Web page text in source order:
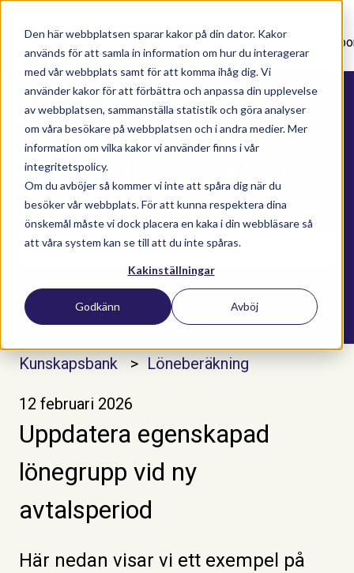
Den här webbplatsen sparar kakor på din dator. Kakor
används för att samla in information om hur du interagerar
med vår webbplats samt för att komma ihåg dig. Vi
använder kakor för att förbättra och anpassa din upplevelse
av webbplatsen, sammanställa statistik och göra analyser
om våra besökare på webbplatsen och i andra medier. Mer
information om vilka kakor vi använder finns i vår
integritetspolicy.
Om du avböjer så kommer vi inte att spåra dig när du
besöker vår webbplats. För att kunna respektera dina
önskemål måste vi dock placera en kaka i din webbläsare så
att våra system kan se till att du inte spåras.
Kakinställningar
Godkänn Avböj
Nyhetsartiklar Utbildningar Supportavtal
Här kan du söka bland alla
våra kunskapsartiklar
Det finns inga förslag eftersom sökfältet är
Kunskapsbank Löneberäkning
12 februari 2026
Uppdatera egenskapad
lönegrupp vid ny
avtalsperiod
Här nedan visar vi ett exempel på